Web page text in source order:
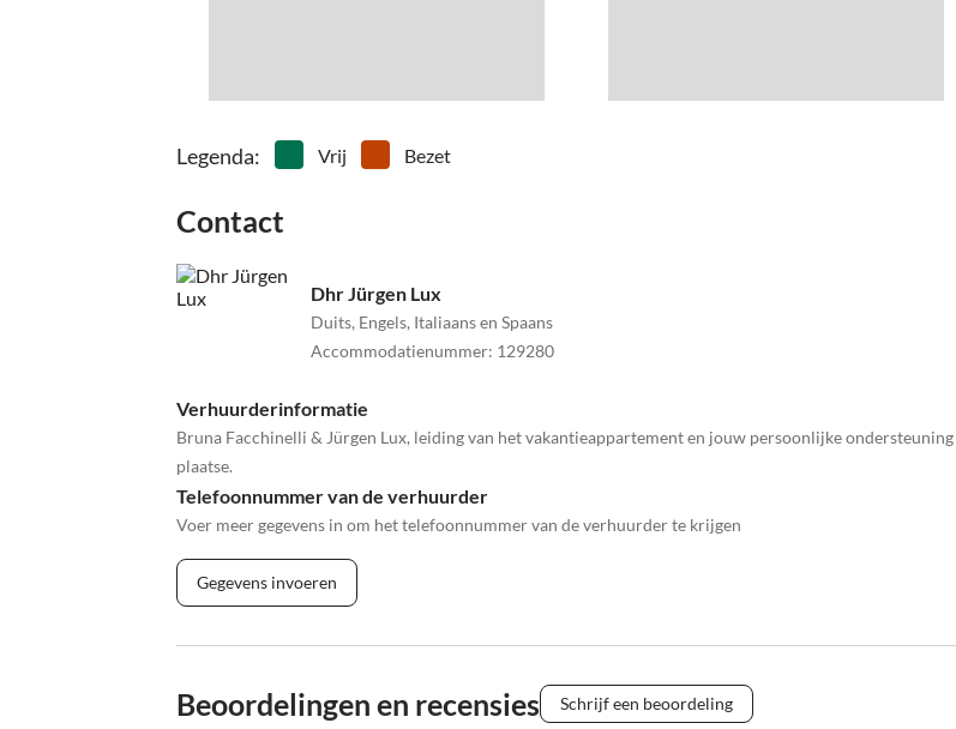
Legenda: Vrij Bezet
Contact
Dhr Jürgen Lux
Duits, Engels, Italiaans en Spaans
Accommodatienummer: 129280
Verhuurderinformatie
Bruna Facchinelli & Jürgen Lux, leiding van het vakantieappartement en jouw persoonlijke
plaatse.
Telefoonnummer van de verhuurder
Voer meer gegevens in om het telefoonnummer van de verhuurder te krijgen
Gegevens invoeren
Beoordelingen en recensies Schrijf een beoordeling